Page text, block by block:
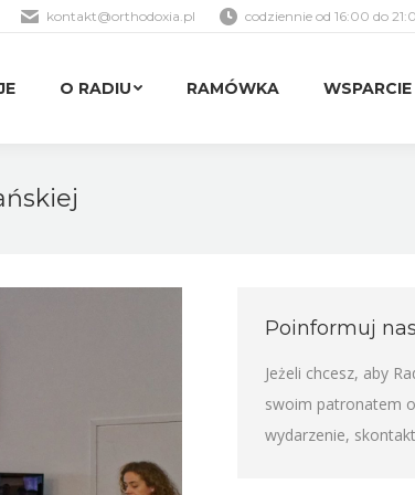
kontakt@orthodoxia.pl codziennie od 16:00 do
O RADIU RAMÓWKA WSPARCIE
Poinformuj
Jeżeli chcesz, aby
swoim patronatem
wydarzenie,